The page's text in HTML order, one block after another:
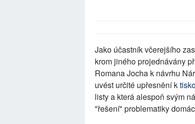
Jako účastník včerejšího
krom jiného projednávány
Romana Jocha k návrhu
uvést určité upřesnění k
listy a která alespoň svým
"řešení" problematiky